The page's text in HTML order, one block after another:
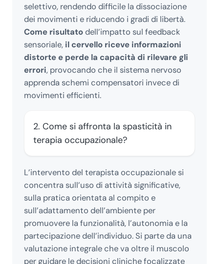
selettivo, rendendo difficile la dissociazione
dei movimenti e riducendo i gradi di libertà.
Come risultatodell’impatto sul feedback
sensoriale, il cervello riceve informazioni
distorte e perde la capacità di rilevare gli
errori, provocando che il sistema nervoso
apprenda schemi compensatori invece di
movimenti efficienti.
2. Come si affronta la spasticità in
terapia occupazionale?
L’intervento del terapista occupazionale si
concentra sull’uso di attività significative,
sulla pratica orientata al compito e
sull’adattamento dell’ambiente per
promuovere la funzionalità, l’autonomia e la
partecipazione dell’individuo. Si parte da una
valutazione integrale che va oltre il muscolo
per guidare le decisioni cliniche focalizzate